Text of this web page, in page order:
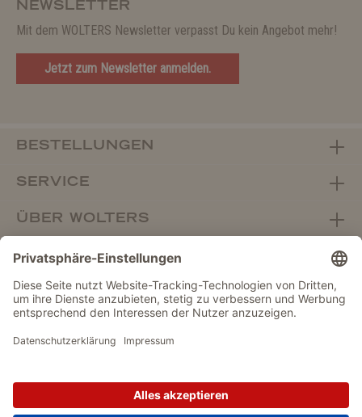
NEWSLETTER
Mit dem WOLTERS Newsletter verpasst Du kein Angebot mehr!
Jetzt zum Newsletter anmelden.
BESTELLUNGEN
SERVICE
ÜBER WOLTERS
FACHHANDEL
Vertrag widerrufen